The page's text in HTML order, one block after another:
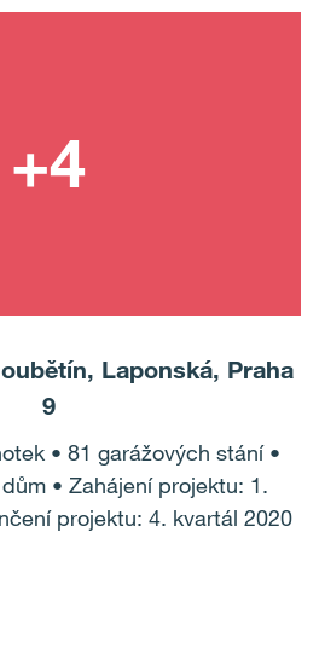
Laponská, Praha
9
• 81 garážových stání •
• Zahájení projektu: 1.
projektu: 4. kvartál 2020